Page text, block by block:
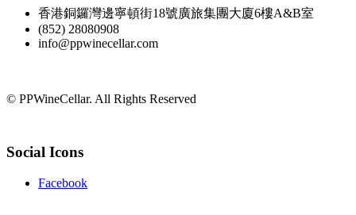
香港銅鑼灣邊寧頓街18號廣旅集團大廈6樓A&B室
(852) 28080908
info@ppwinecellar.com
© PPWineCellar. All Rights Reserved
Social Icons
Facebook